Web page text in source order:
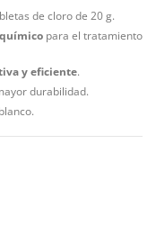
de cloro de 20 g.
para el tratamiento
y eficiente.
durabilidad.